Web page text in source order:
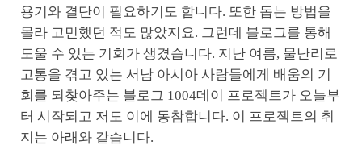
용기와 결단이 필요하기도 합니다. 또한 돕는 방법을
몰라 고민했던 적도 많았지요. 그런데 블로그를 통해
도울 수 있는 기회가 생겼습니다. 지난 여름, 물난리로
고통을 겪고 있는 서남 아시아 사람들에게 배움의 기
회를 되찾아주는 블로그 1004데이 프로젝트가 오늘부
터 시작되고 저도 이에 동참합니다. 이 프로젝트의 취
지는 아래와 같습니다.